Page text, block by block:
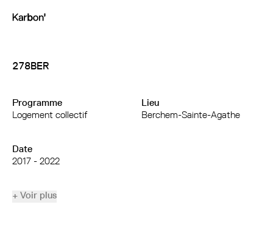
278BER
Programme
Logement collectif
Lieu
Berchem-Sainte-Agathe
Date
2017 - 2022
+ Voir plus